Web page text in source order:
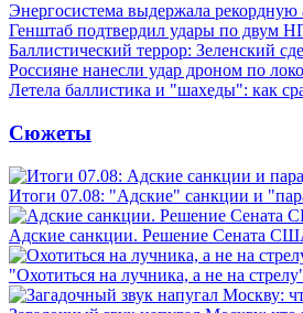
Энергосистема выдержала
Генштаб подтвердил удары по двум
Баллистический террор: Зеленский
Россияне нанесли удар дроном по
Летела баллистика и "шахеды": как
Сюжеты
Итоги 07.08: "Адские" санкции и
Адские санкции. Решение Сената
"Охотиться на лучника, а не на